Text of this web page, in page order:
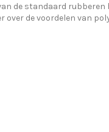
de standaard rubberen
over de voordelen van